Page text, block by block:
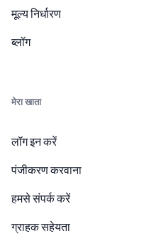
मूल्य निर्धारण
ब्लॉग
मेरा खाता
लॉग इन करें
पंजीकरण करवाना
हमसे संपर्क करें
ग्राहक सहेयता